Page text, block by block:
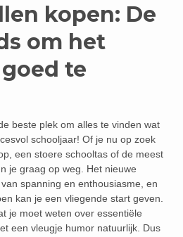
kopen: De
om het
te
beste plek om alles te vinden wat
schooljaar! Of je nu op zoek
een stoere schooltas of de meest
je graag op weg. Het nieuwe
spanning en enthousiasme, en
kan je een vliegende start geven.
je moet weten over essentiële
een vleugje humor natuurlijk. Dus